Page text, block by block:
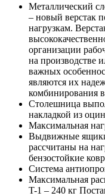
Металлический
– новый верстак
нагрузкам.
организации
на производстве
важных
являются их
комбинирования
Столешница
накладкой из
Максимальная
Выдвижные
рассчитаны на
бензостойкие
Система
Максимальная
T-1 – 240 кг